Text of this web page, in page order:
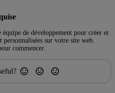
équipe de développement pour créer et
sur votre site web.
commencer.